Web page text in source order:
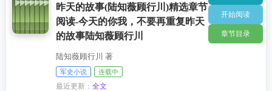
昨天的故事(陆知薇顾行川)精选章节
阅读-今天的你我，不要再重复昨天
的故事陆知薇顾行川
陆知薇顾行川 著
军史小说 连载中
最近更新：全文
开始阅读
章节目录